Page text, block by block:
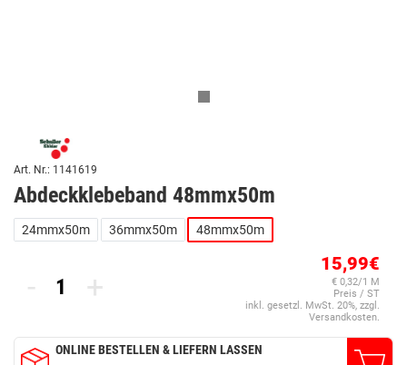
Art. Nr.: 1141619
Abdeckklebeband 48mmx50m
24mmx50m 36mmx50m 48mmx50m
- +
15,99€
€ 0,32/1 M
Preis / ST
inkl. gesetzl. MwSt. 20%, zzgl.
Versandkosten.
ONLINE BESTELLEN & LIEFERN LASSEN